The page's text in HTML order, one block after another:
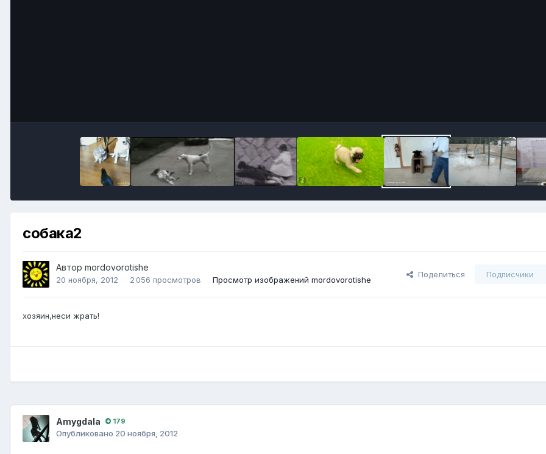
собака2
Автор mordovorotishe
20 ноября, 2012 2 056 просмотров Просмотр изображений mordovorotishe
Поделиться Подписчики
хозяин,неси жрать!
Amygdala 179
Опубликовано 20 ноября, 2012